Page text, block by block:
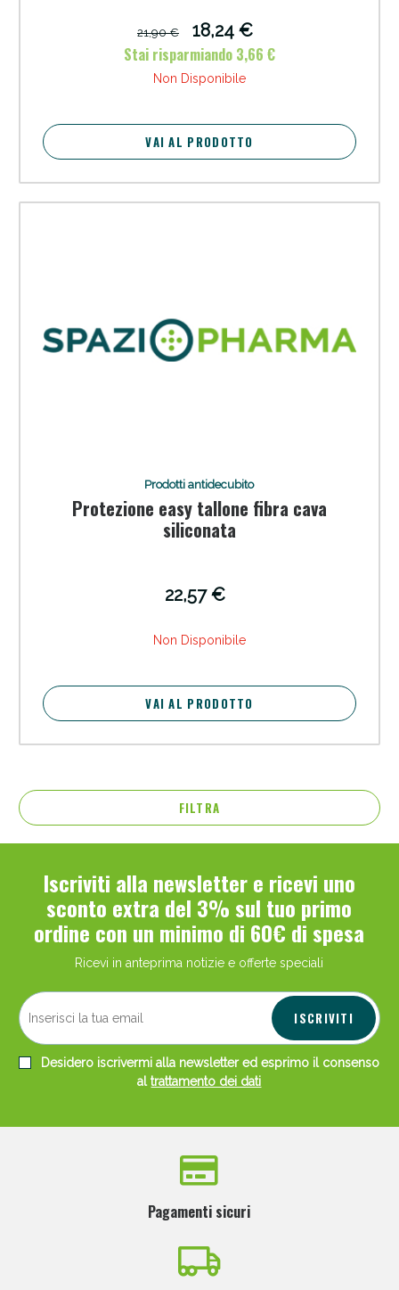
21,90 €
18,24 €
Stai risparmiando 3,66 €
Non Disponibile
VAI AL PRODOTTO
Prodotti antidecubito
Protezione easy tallone fibra cava
siliconata
22,57 €
Non Disponibile
VAI AL PRODOTTO
FILTRA
Iscriviti alla newsletter e ricevi uno
sconto extra del 3% sul tuo primo
ordine con un minimo di 60€ di spesa
Ricevi in anteprima notizie e offerte speciali
ISCRIVITI
Desidero iscrivermi alla newsletter ed esprimo il consenso
altrattamento dei dati
Pagamenti sicuri